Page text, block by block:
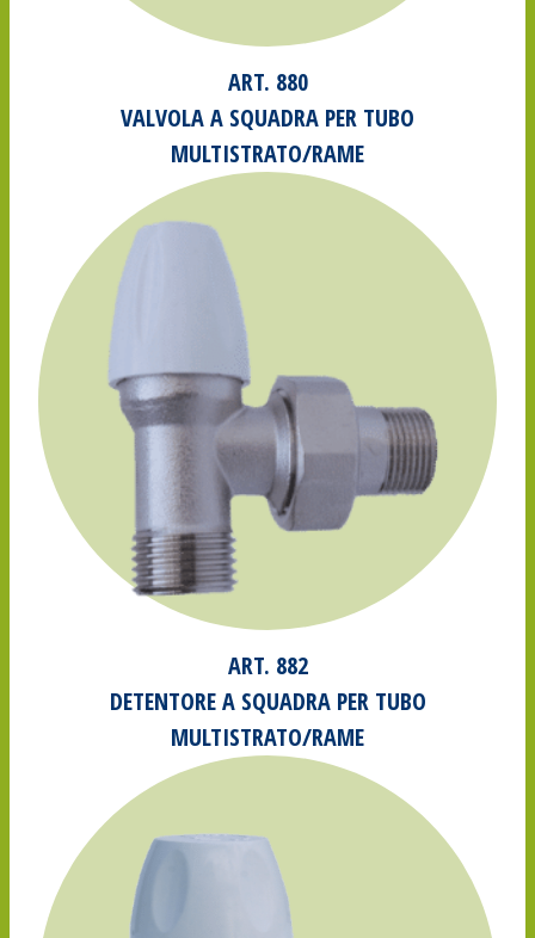
ART. 880
VALVOLA A SQUADRA PER TUBO
MULTISTRATO/RAME
ART. 882
DETENTORE A SQUADRA PER TUBO
MULTISTRATO/RAME